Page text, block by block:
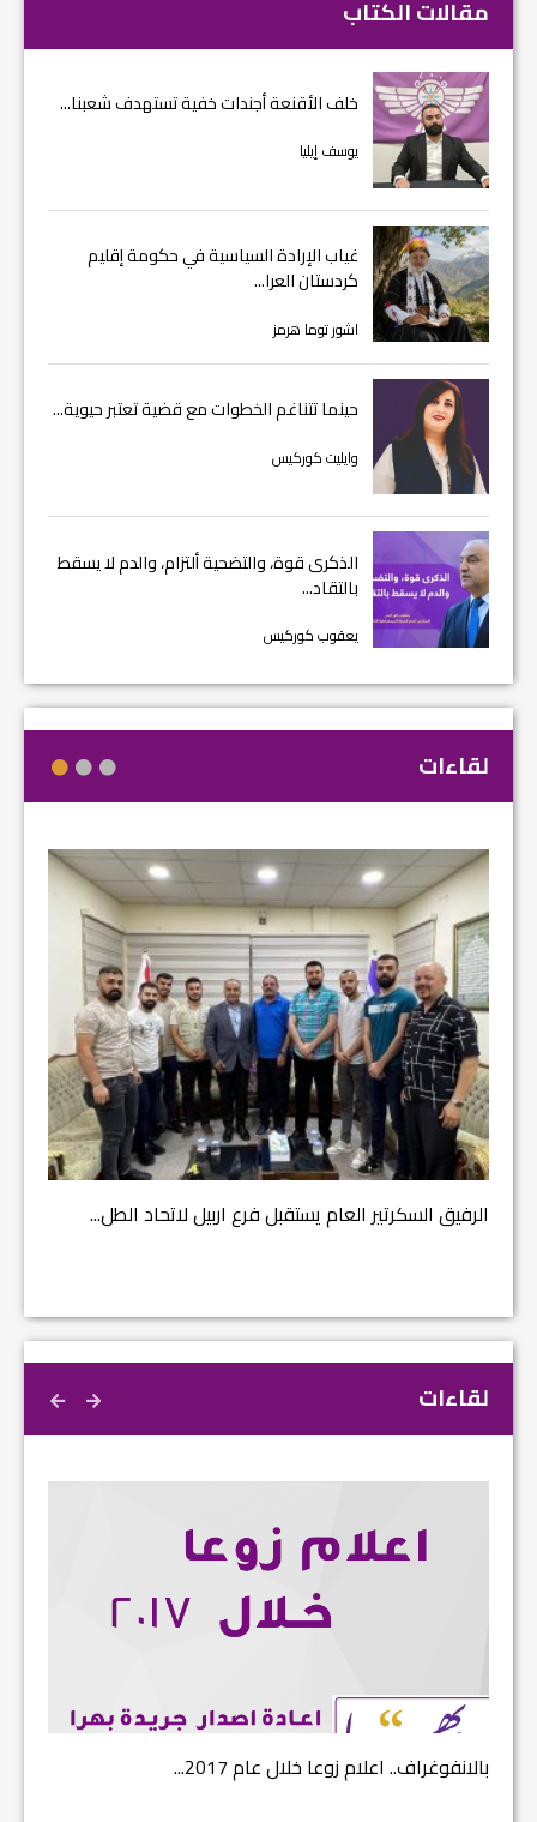
مقالات الكتاب
خلف الأقنعة أجندات خفية تستهدف شعبنا...
يوسف إيليا
غياب الإرادة السياسية في حكومة إقليم
كردستان العرا...
اشور توما هرمز
حينما تتناغم الخطوات مع قضية تعتبر حيوية...
وايليت كوركيس
الذكرى قوة، والتضحية ألتزام، والدم لا يسقط
بالتقاد...
يعقوب كوركيس
لقاءات
الرفيق السكرتير العام يستقبل فرع اربيل لاتحاد الطل...
لقاءات
بالانفوغراف.. اعلام زوعا خلال عام 2017...